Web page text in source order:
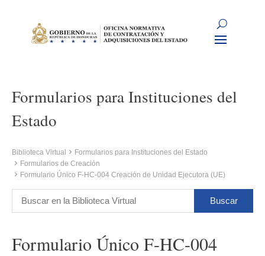
Formularios para Instituciones del
Estado
Biblioteca Virtual
Formularios para Instituciones del Estado
Formularios de Creación
Formulario Único F-HC-004 Creación de Unidad Ejecutora (UE)
Formulario Único F-HC-004